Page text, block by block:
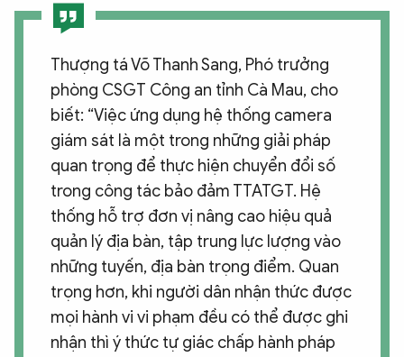
Thượng tá Võ Thanh Sang, Phó trưởng
phòng CSGT Công an tỉnh Cà Mau, cho
biết: “Việc ứng dụng hệ thống camera
giám sát là một trong những giải pháp
quan trọng để thực hiện chuyển đổi số
trong công tác bảo đảm TTATGT. Hệ
thống hỗ trợ đơn vị nâng cao hiệu quả
quản lý địa bàn, tập trung lực lượng vào
những tuyến, địa bàn trọng điểm. Quan
trọng hơn, khi người dân nhận thức được
mọi hành vi vi phạm đều có thể được ghi
nhận thì ý thức tự giác chấp hành pháp